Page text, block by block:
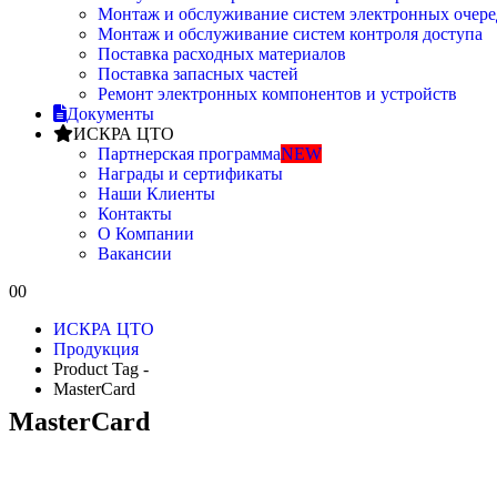
Монтаж и обслуживание систем электронных
Монтаж и обслуживание систем контроля доступа
Поставка расходных материалов
Поставка запасных частей
Ремонт электронных компонентов и устройств
Документы
ИСКРА ЦТО
Партнерская программаNEW
Награды и сертификаты
Наши Клиенты
Контакты
О Компании
Вакансии
00
ИСКРА ЦТО
Продукция
Product Tag -
MasterCard
MasterCard